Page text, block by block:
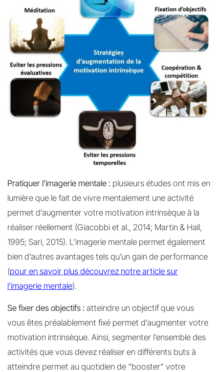
Pratiquer l’imagerie mentale : plusieurs études ont mis en
lumière que le fait de vivre mentalement une activité
permet d’augmenter votre motivation intrinsèque à la
réaliser réellement (Giacobbi et al., 2014; Martin & Hall,
1995; Sari, 2015). L’imagerie mentale permet également
bien d’autres avantages tels qu’un gain de performance
(pour en savoir plus découvrez notre article sur
l’imagerie mentale).
Se fixer des objectifs : atteindre un objectif que vous
vous êtes préalablement fixé permet d’augmenter votre
motivation intrinsèque. Ainsi, segmenter l’ensemble des
activités que vous devez réaliser en différents buts à
atteindre permet au quotidien de “booster” votre